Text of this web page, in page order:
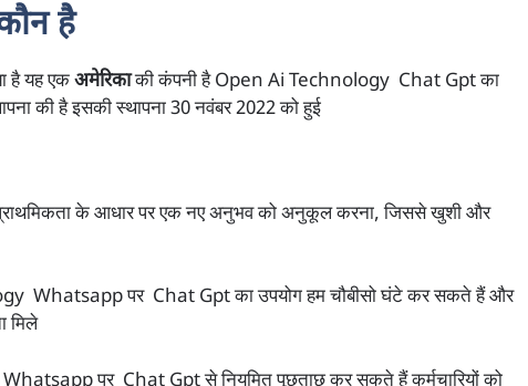
है
है यह एकअमेरिकाकी कंपनी है Open Ai Technology Chat Gpt का
की है इसकी स्थापना 30 नवंबर 2022 को हुई
के आधार पर एक नए अनुभव को अनुकूल करना, जिससे खुशी और
Whatsapp पर Chat Gpt का उपयोग हम चौबीसो घंटे कर सकते हैं और
मिले